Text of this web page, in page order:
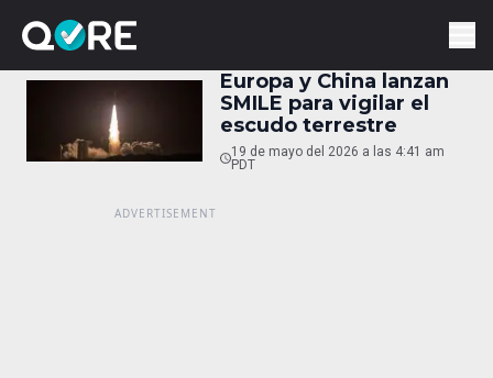
Europa y China lanzan
SMILE para vigilar el
escudo terrestre
19 de mayo del 2026 a las 4:41 am
PDT